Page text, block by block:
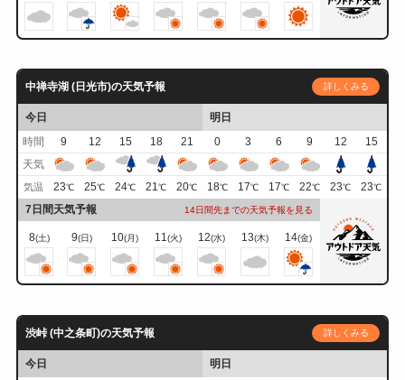
中禅寺湖 (日光市)の天気予報 詳しくみる
今日
明日
時間
9 12 15 18 21 0 3 6 9 12
15
天気
気温 23℃ 25℃ 24℃ 21℃ 20℃ 18℃ 17℃ 17℃ 22℃ 23℃ 23℃
7日間天気予報 14日間先までの天気予報を見る
8(土) 9(日) 10(月) 11(火) 12(水) 13(木) 14(金)
渋峠 (中之条町)の天気予報 詳しくみる
今日
明日